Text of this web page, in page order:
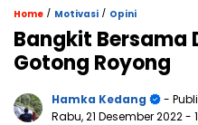
Home / Motivasi / Opini
Bangkit Bersama
Gotong Royong
Hamka Kedang
-
Rabu, 21 Desember 2022-